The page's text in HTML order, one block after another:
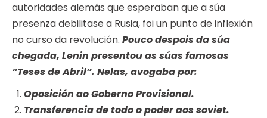
autoridades alemás que esperaban que a súa
presenza debilitase a Rusia, foi un punto de inflexión
no curso da revolución. Pouco despois da súa
chegada, Lenin presentou as súas famosas
“Teses de Abril”. Nelas, avogaba por:
Oposición ao Goberno Provisional.
Transferencia de todo o poder aos soviet.